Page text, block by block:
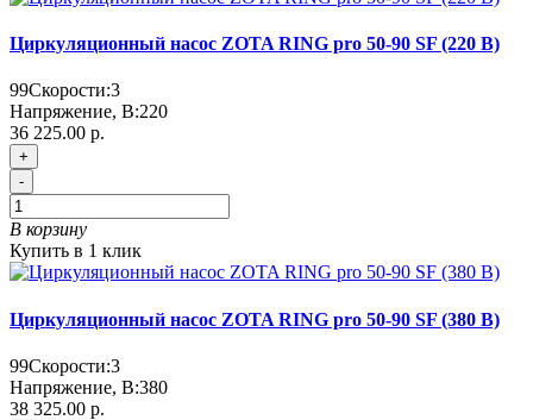
Циркуляционный насос ZOTA RING pro 50-90 SF (220 В)
99Скорости:3
Напряжение, В:220
36 225.00 р.
+
-
В корзину
Купить в 1 клик
Циркуляционный насос ZOTA RING pro 50-90 SF (380 В)
99Скорости:3
Напряжение, В:380
38 325.00 р.